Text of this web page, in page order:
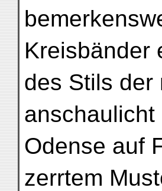
Kreisbänder
des Stils der
Odense auf
zerrtem